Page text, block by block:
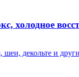
холодное